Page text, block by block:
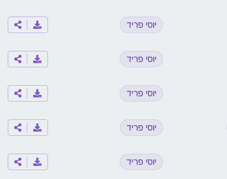
יוסי פריד
יוסי פריד
יוסי פריד
יוסי פריד
יוסי פריד